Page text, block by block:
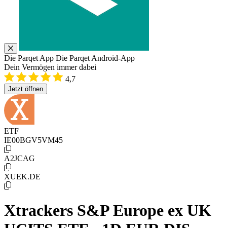
Die Parqet App Die Parqet Android-App
Dein Vermögen immer dabei
4,7
Jetzt öffnen
ETF
IE00BGV5VM45
A2JCAG
XUEK.DE
Xtrackers S&P Europe ex UK